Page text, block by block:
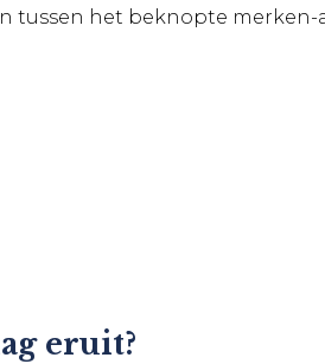
tussen het beknopte
eruit?